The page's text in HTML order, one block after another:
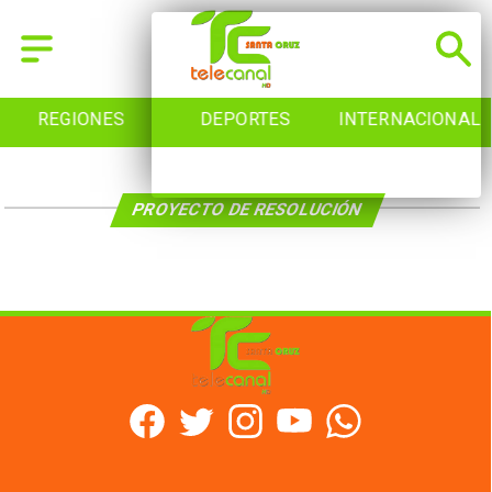
REGIONES DEPORTES INTERNACIONAL
PROYECTO DE RESOLUCIÓN